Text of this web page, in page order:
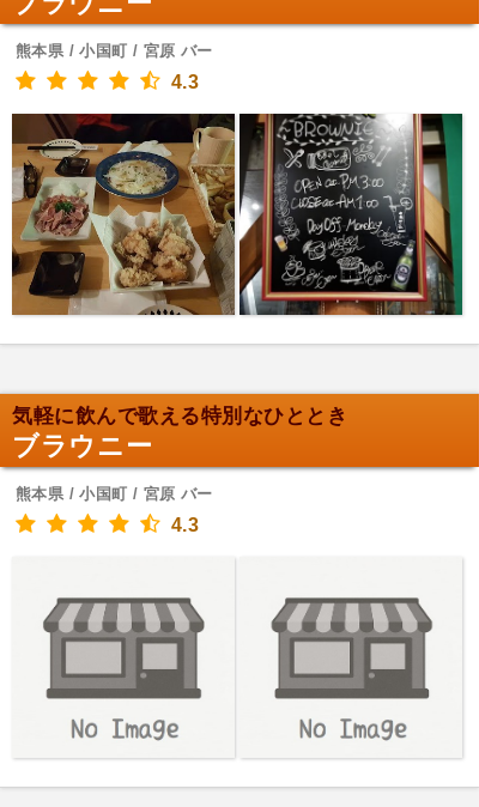
熊本県 / 小国町 / 宮原 バー
4.3
気軽に飲んで歌える特別なひととき
ブラウニー
熊本県 / 小国町 / 宮原 バー
4.3